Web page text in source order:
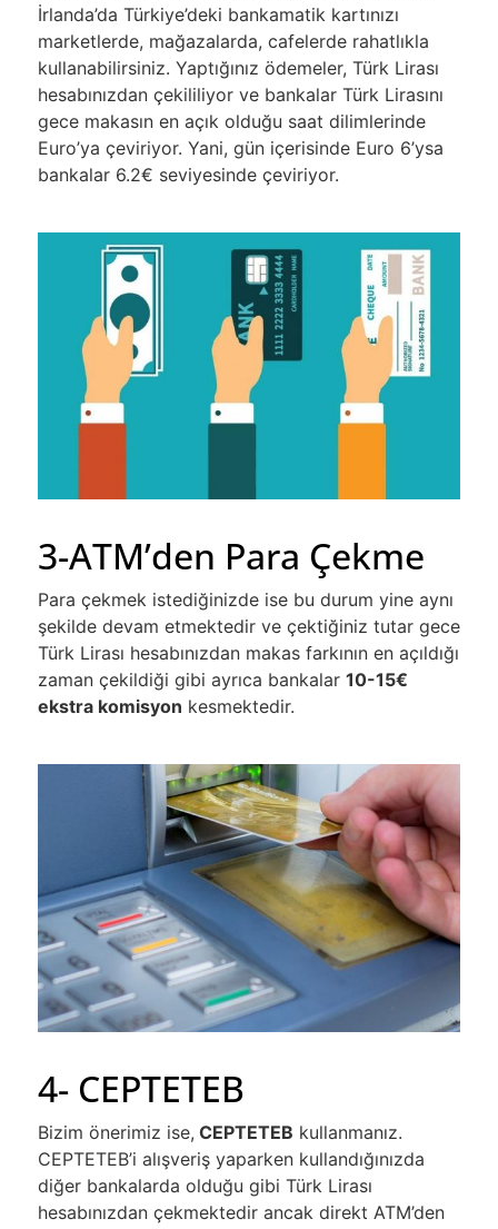
İrlanda’da Türkiye’deki bankamatik kartınızı
marketlerde, mağazalarda, cafelerde rahatlıkla
kullanabilirsiniz. Yaptığınız ödemeler, Türk Lirası
hesabınızdan çekililiyor ve bankalar Türk Lirasını
gece makasın en açık olduğu saat dilimlerinde
Euro’ya çeviriyor. Yani, gün içerisinde Euro 6’ysa
bankalar 6.2€ seviyesinde çeviriyor.
3-ATM’den Para Çekme
Para çekmek istediğinizde ise bu durum yine aynı
şekilde devam etmektedir ve çektiğiniz tutar gece
Türk Lirası hesabınızdan makas farkının en açıldığı
zaman çekildiği gibi ayrıca bankalar 10-15€
ekstra komisyon kesmektedir.
4- CEPTETEB
Bizim önerimiz ise, CEPTETEB kullanmanız.
CEPTETEB’i alışveriş yaparken kullandığınızda
diğer bankalarda olduğu gibi Türk Lirası
hesabınızdan çekmektedir ancak direkt ATM’den